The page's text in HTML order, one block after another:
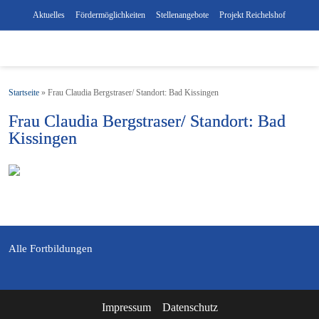
Aktuelles Fördermöglichkeiten Stellenangebote Projekt Reichelshof
Startseite » Frau Claudia Bergstraser/ Standort: Bad Kissingen
Frau Claudia Bergstraser/ Standort: Bad
Kissingen
Alle Fortbildungen
Impressum Datenschutz